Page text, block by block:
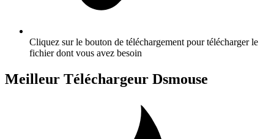
Cliquez sur le bouton de téléchargement pour télécharger le
fichier dont vous avez besoin
Meilleur Téléchargeur Dsmouse